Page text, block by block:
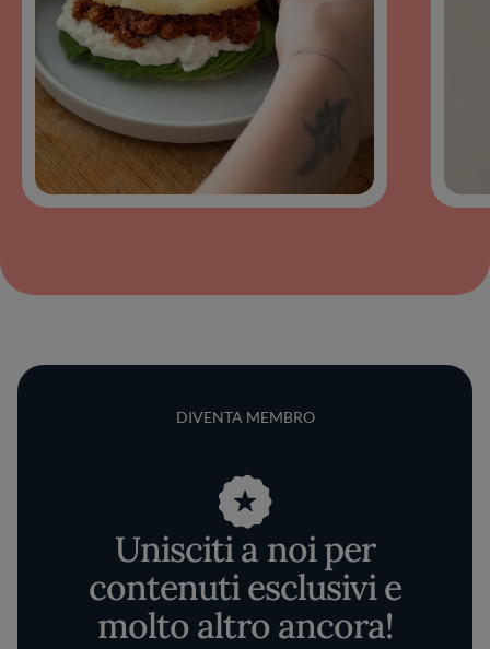
DIVENTA MEMBRO
Unisciti a noi per
contenuti esclusivi e
molto altro ancora!